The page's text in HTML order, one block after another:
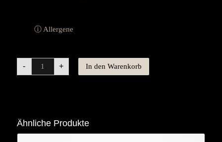
ⓘ Allergene
- + In den Warenkorb
Ähnliche Produkte